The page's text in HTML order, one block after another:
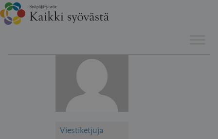
sisältöön
Viestiketjuja